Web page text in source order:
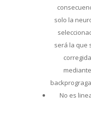
solo la
será la que
corregida
mediante
No es